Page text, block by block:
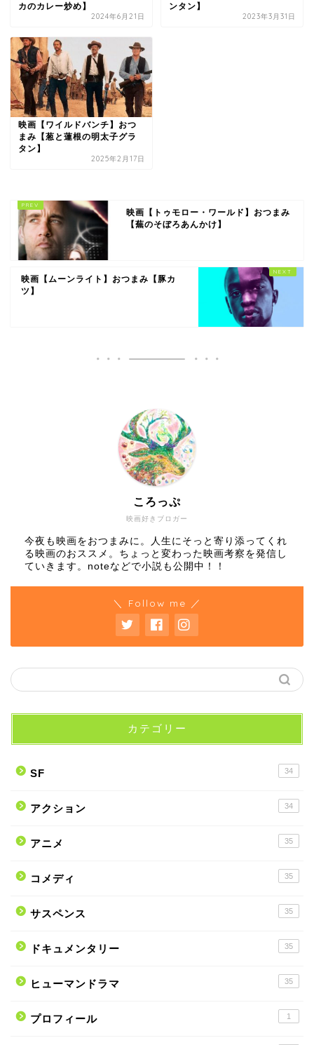
カのカレー炒め】
2024年6月21日
ンタン】
2023年3月31日
映画【ワイルドバンチ】おつ
まみ【葱と蓮根の明太子グラ
タン】
2025年2月17日
映画【トゥモロー・ワールド】おつまみ
【蕪のそぼろあんかけ】
映画【ムーンライト】おつまみ【豚カ
ツ】
映画好きブロガー
ころっぷ
今夜も映画をおつまみに。人生にそっと寄り添ってくれ
る映画のおススメ。ちょっと変わった映画考察を発信し
ていきます。noteなどで小説も公開中！！
＼ Follow me ／
カテゴリー
SF 34
アクション 34
アニメ 35
コメディ 35
サスペンス 35
ドキュメンタリー 35
ヒューマンドラマ 35
プロフィール 1